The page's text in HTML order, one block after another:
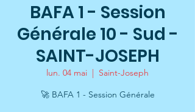
BAFA 1 - Session
Générale 10 - Sud -
SAINT-JOSEPH
lun. 04 mai
  |
Saint-Joseph
🚀 BAFA 1 - Session Générale